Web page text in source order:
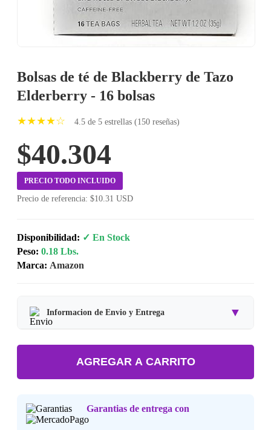
Bolsas de té de Blackberry de Tazo
Elderberry - 16 bolsas
★★★★☆ 4.5 de 5 estrellas (150 reseñas)
$40.304
PRECIO TODO INCLUIDO
Precio de referencia: $10.31 USD
Disponibilidad: ✓ En Stock
Peso: 0.18 Lbs.
Marca: Amazon
Informacion de Envio y Entrega ▼
Tipo de producto:Producto Importado.
Tiempo de entrega:Estimado de 7 a 15 dias habiles.
Consulta nuestra Politica de Devoluciones.
AGREGAR A CARRITO
Garantias de entrega con